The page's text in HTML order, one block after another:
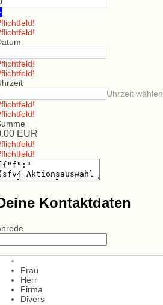
Uhrzeit wählen
EUR
Kontaktdaten
Frau
Herr
Firma
Divers